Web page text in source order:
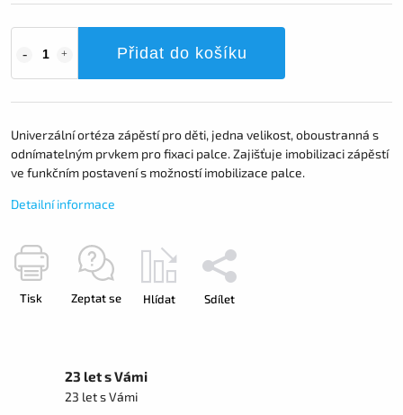
Přidat do košíku
Univerzální ortéza zápěstí pro děti, jedna velikost, oboustranná s
odnímatelným prvkem pro fixaci palce. Zajišťuje imobilizaci zápěstí
ve funkčním postavení s možností imobilizace palce.
Detailní informace
Tisk Zeptat se Hlídat Sdílet
23 let s Vámi
23 let s Vámi